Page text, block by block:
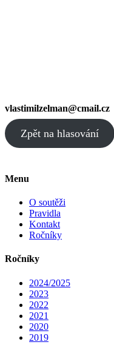
vlastimilzelman@cmail.cz
Zpět na hlasování
Menu
O soutěži
Pravidla
Kontakt
Ročníky
Ročníky
2024/2025
2023
2022
2021
2020
2019